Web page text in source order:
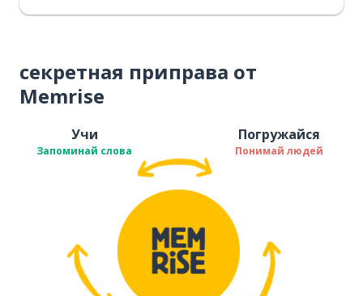
секретная приправа от
Memrise
Учи
Запоминай слова
Погружайся
Понимай людей